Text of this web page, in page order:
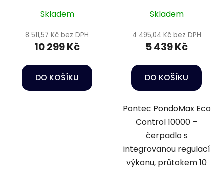
Skladem
8 511,57 Kč bez DPH
10 299 Kč
DO KOŠÍKU
Skladem
4 495,04 Kč bez DPH
5 439 Kč
DO KOŠÍKU
Pontec PondoMax Eco
Control 10000 –
čerpadlo s
integrovanou regulací
výkonu, průtokem 10